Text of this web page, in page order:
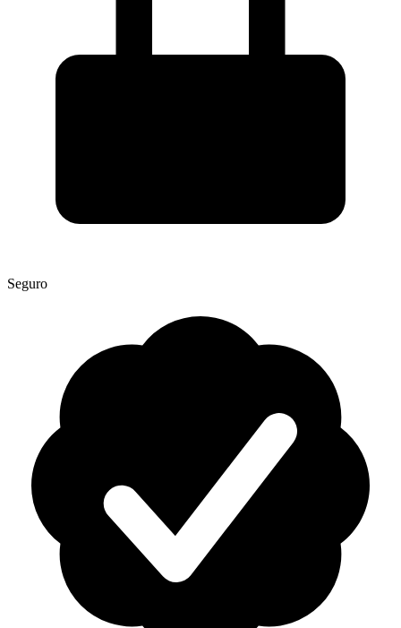
Seguro